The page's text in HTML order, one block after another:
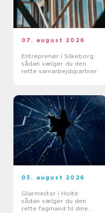
07. august 2026
Entreprenør i Silkeborg:
sådan vælger du den
rette samarbejdspartner
03. august 2026
Glarmester i Holte:
sådan vælger du den
rette fagmand til dine